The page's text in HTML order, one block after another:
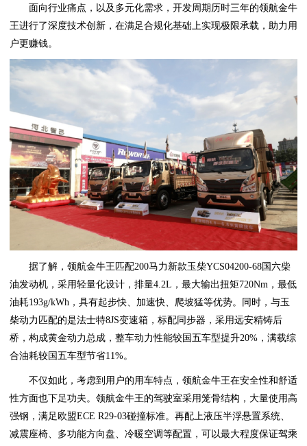
面向行业痛点，以及多元化需求，开发周期历时三年的领航金牛
王进行了深度技术创新，在满足合规化基础上实现极限承载，助力用
户更赚钱。
据了解，领航金牛王匹配200马力新款玉柴YCS04200-68国六柴
油发动机，采用轻量化设计，排量4.2L，最大输出扭矩720Nm，最低
油耗193g/kWh，具有起步快、加速快、爬坡猛等优势。同时，与玉
柴动力匹配的是法士特8JS变速箱，标配同步器，采用远安精铸后
桥，构成黄金动力总成，整车动力性能较国五车型提升20%，满载综
合油耗较国五车型节省11%。
不仅如此，考虑到用户的用车特点，领航金牛王在安全性和舒适
性方面也下足功夫。领航金牛王的驾驶室采用笼骨结构，大量使用高
强钢，满足欧盟ECE R29-03碰撞标准。再配上液压半浮悬置系统、
减震座椅、多功能方向盘、冷暖空调等配置，可以最大程度保证驾乘